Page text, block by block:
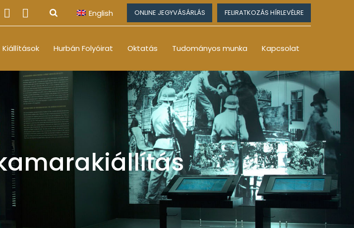
English ONLINE JEGYVÁSÁRLÁS FELIRATKOZÁS HÍRLEVÉLRE
Kiállítások Hurbán Folyóirat Oktatás Tudományos munka Kapcsolat